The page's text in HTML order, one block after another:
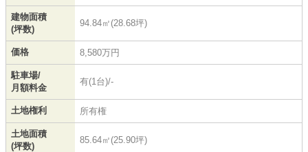
建物面積
(坪数)
94.84㎡(28.68坪)
価格 8,580万円
駐車場/
月額料金
有(1台)/-
土地権利 所有権
土地面積
(坪数)
85.64㎡(25.90坪)